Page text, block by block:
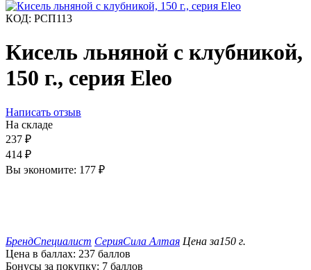
КОД: РСП113
Кисель льняной с клубникой,
150 г., серия Eleo
Написать отзыв
На складе
237 ₽
414 ₽
Вы экономите: 177 ₽
БрендСпециалист СерияСила Алтая Цена за150 г.
Цена в баллах: 237 баллов
Бонусы за покупку: 7 баллов